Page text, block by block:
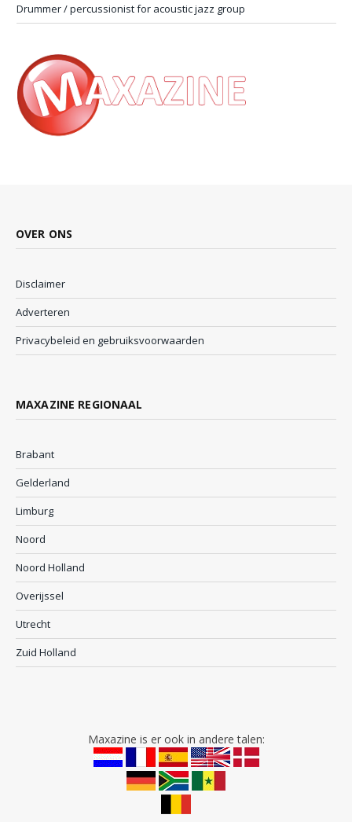
Drummer / percussionist for acoustic jazz group
OVER ONS
Disclaimer
Adverteren
Privacybeleid en gebruiksvoorwaarden
MAXAZINE REGIONAAL
Brabant
Gelderland
Limburg
Noord
Noord Holland
Overijssel
Utrecht
Zuid Holland
Maxazine is er ook in andere talen: